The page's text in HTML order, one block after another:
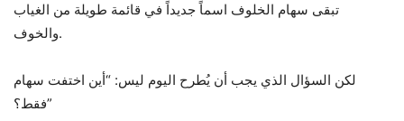
تبقى سهام الخلوف اسماً جديداً في قائمة طويلة من الغياب
والخوف.
لكن السؤال الذي يجب أن يُطرح اليوم ليس: “أين اختفت سهام
فقط؟”